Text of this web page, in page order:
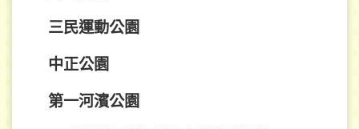
三民運動公園
中正公園
第一河濱公園